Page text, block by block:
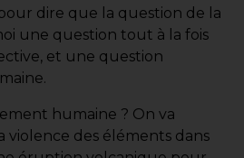
dire que la question de la
une question tout à la fois
et une question
humaine ? On va
violence des éléments dans